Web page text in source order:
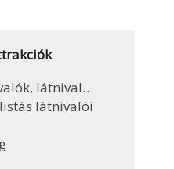
események
látnivalói